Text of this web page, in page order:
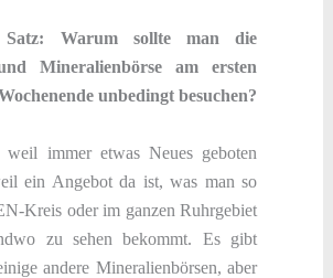
Warum sollte man die
Mineralienbörse am ersten
unbedingt besuchen?
weil immer etwas Neues geboten
ein Angebot da ist, was man so
Kreis oder im ganzen Ruhrgebiet
zu sehen bekommt. Es gibt
andere Mineralienbörsen, aber